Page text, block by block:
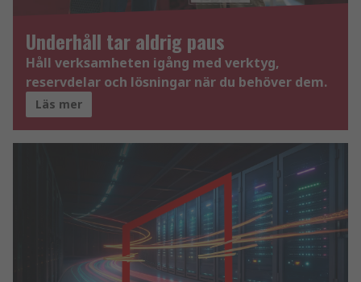
Underhåll tar aldrig paus
Håll verksamheten igång med verktyg,
reservdelar och lösningar när du behöver dem.
Läs mer